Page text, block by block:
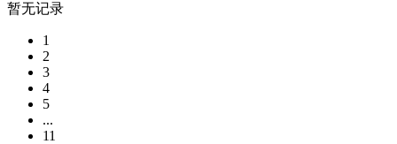
暂无记录
1
2
3
4
5
...
11